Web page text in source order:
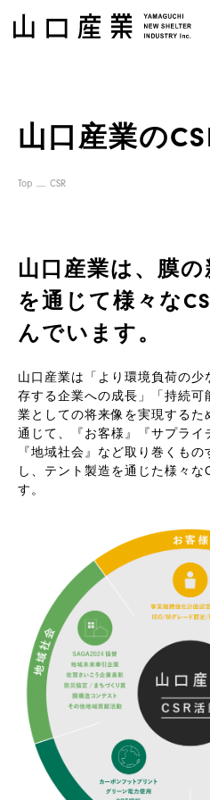
山口産業の
Top CSR
山口産業は、膜
を通じて様々な
んでいます。
山口産業は「より環境負荷の
存する企業への成長」「持続
業としての将来像を実現する
通じて、『お客様』『サプライ
『地域社会』など取り巻くも
し、テント製造を通じた様々な
す。